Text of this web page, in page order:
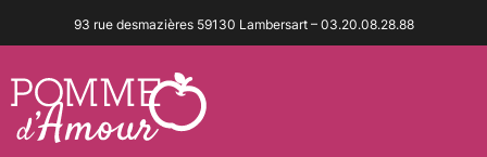
93 rue desmazières 59130 Lambersart – 03.20.08.28.88